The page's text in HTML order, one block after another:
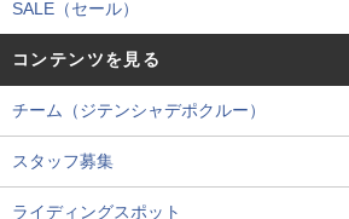
SALE（セール）
コンテンツを見る
チーム（ジテンシャデポクルー）
スタッフ募集
ライディングスポット